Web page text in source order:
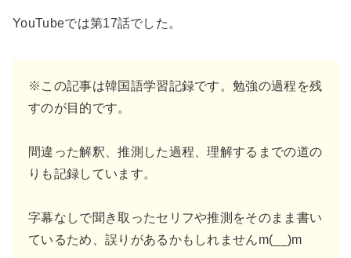
YouTubeでは第17話でした。
※この記事は韓国語学習記録です。勉強の過程を残
すのが目的です。
間違った解釈、推測した過程、理解するまでの道の
りも記録しています。
字幕なしで聞き取ったセリフや推測をそのまま書い
ているため、誤りがあるかもしれませんm(__)m